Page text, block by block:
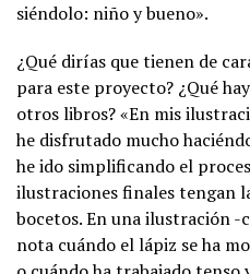
siéndolo: niño y bueno».
¿Qué dirías que tienen de
para este proyecto? ¿Qué
otros libros? «En mis
he disfrutado mucho
he ido simplificando el
ilustraciones finales tengan
bocetos. En una ilustración -
nota cuándo el lápiz se ha